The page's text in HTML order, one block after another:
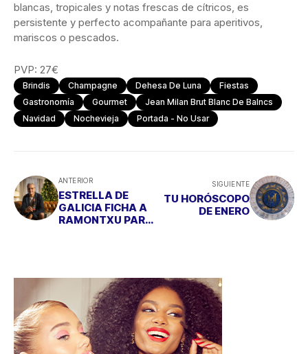
blancas, tropicales y notas frescas de cítricos, es
persistente y perfecto acompañante para aperitivos,
mariscos o pescados.
PVP: 27€
Brindis Champagne Dehesa De Luna
Fiestas
Gastronomía
Gourmet
Jean Milan Brut Blanc De Balncs
Navidad
Nochevieja Portada - No Usar
ANTERIOR
ESTRELLA DE
GALICIA FICHA A
RAMONTXU PARA
SIGUIENTE
TU HORÓSCOPO
DE ENERO